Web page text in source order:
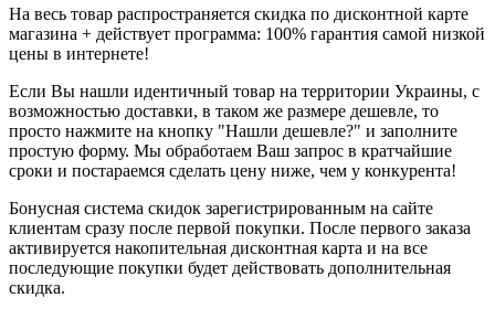
На весь товар распространяется скидка по дисконтной карте
магазина + действует программа: 100% гарантия самой низкой
цены в интернете!
Если Вы нашли идентичный товар на территории Украины, с
возможностью доставки, в таком же размере дешевле, то
просто нажмите на кнопку "Нашли дешевле?" и заполните
простую форму. Мы обработаем Ваш запрос в кратчайшие
сроки и постараемся сделать цену ниже, чем у конкурента!
Бонусная система скидок зарегистрированным на сайте
клиентам сразу после первой покупки. После первого заказа
активируется накопительная дисконтная карта и на все
последующие покупки будет действовать дополнительная
скидка.